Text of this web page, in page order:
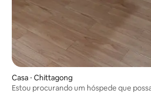
Casa ⋅ Chittagong
Estou procurando um hóspede que